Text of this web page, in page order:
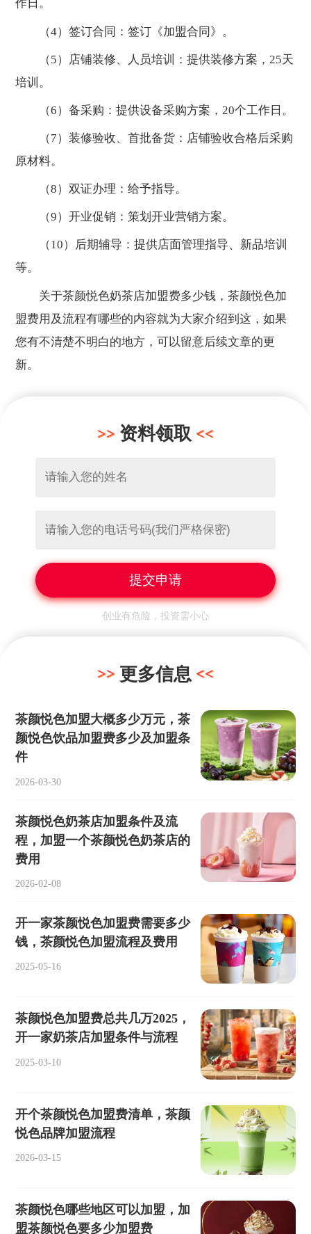
作日。
（4）签订合同：签订《加盟合同》。
（5）店铺装修、人员培训：提供装修方案，25天
培训。
（6）备采购：提供设备采购方案，20个工作日。
（7）装修验收、首批备货：店铺验收合格后采购
原材料。
（8）双证办理：给予指导。
（9）开业促销：策划开业营销方案。
（10）后期辅导：提供店面管理指导、新品培训
等。
关于茶颜悦色奶茶店加盟费多少钱，茶颜悦色加
盟费用及流程有哪些的内容就为大家介绍到这，如果
您有不清楚不明白的地方，可以留意后续文章的更
新。
资料领取
创业有危险，投资需小心
更多信息
茶颜悦色加盟大概多少万元，茶
颜悦色饮品加盟费多少及加盟条
件
2026-03-30
茶颜悦色奶茶店加盟条件及流
程，加盟一个茶颜悦色奶茶店的
费用
2026-02-08
开一家茶颜悦色加盟费需要多少
钱，茶颜悦色加盟流程及费用
2025-05-16
茶颜悦色加盟费总共几万2025，
开一家奶茶店加盟条件与流程
2025-03-10
开个茶颜悦色加盟费清单，茶颜
悦色品牌加盟流程
2026-03-15
茶颜悦色哪些地区可以加盟，加
盟茶颜悦色要多少加盟费